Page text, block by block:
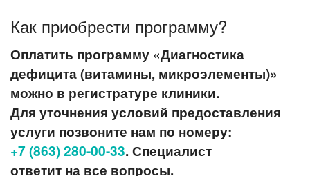
Как приобрести программу?
Оплатить программу «Диагностика
дефицита (витамины, микроэлементы)»
можно в регистратуре клиники.
Для уточнения условий предоставления
услуги позвоните нам по номеру:
+7 (863) 280-00-33. Специалист
ответит на все вопросы.